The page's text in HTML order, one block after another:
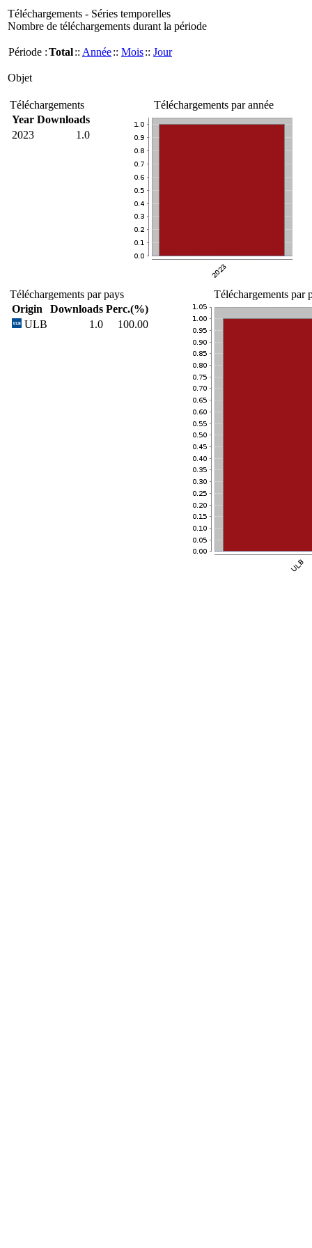
Téléchargements - Séries temporelles
Nombre de téléchargements durant la période
Période :Total:: Année:: Mois:: Jour
Objet
Téléchargements
Year Downloads
2023
1.0
Téléchargements par année
Téléchargements par pays
Origin
Downloads Perc.(%)
ULB
1.0 100.00
Téléchargements par